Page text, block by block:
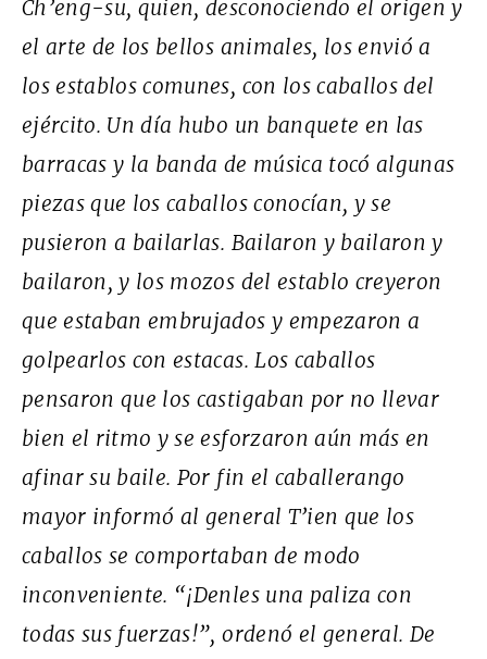
Ch’eng-su, quien, desconociendo el origen y
el arte de los bellos animales, los envió a
los establos comunes, con los caballos del
ejército. Un día hubo un banquete en las
barracas y la banda de música tocó algunas
piezas que los caballos conocían, y se
pusieron a bailarlas. Bailaron y bailaron y
bailaron, y los mozos del establo creyeron
que estaban embrujados y empezaron a
golpearlos con estacas. Los caballos
pensaron que los castigaban por no llevar
bien el ritmo y se esforzaron aún más en
afinar su baile. Por fin el caballerango
mayor informó al general T’ien que los
caballos se comportaban de modo
inconveniente. “¡Denles una paliza con
todas sus fuerzas!”, ordenó el general. De